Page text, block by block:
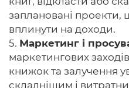
заплановані
вплинути на доходи.
5. Маркетинг і
маркетингових
книжок та залучення
складнішим і